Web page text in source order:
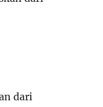
dari